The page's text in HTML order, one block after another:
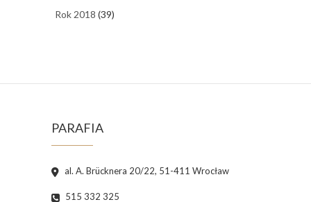
Rok 2018 (39)
PARAFIA
al. A. Brücknera 20/22, 51-411 Wrocław
515 332 325